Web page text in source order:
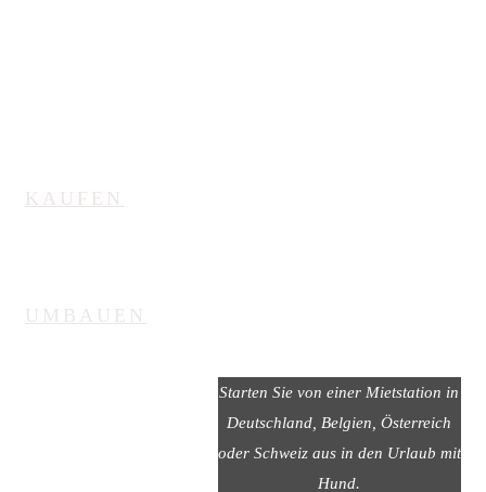
KAUFEN
UMBAUEN
Starten Sie von einer Mietstation in
Deutschland, Belgien, Österreich
oder Schweiz aus in den Urlaub mit
Hund.